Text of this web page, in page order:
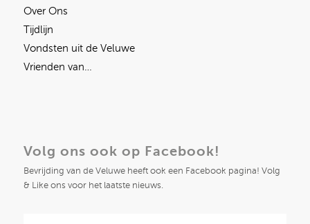
Over Ons
Tijdlijn
Vondsten uit de Veluwe
Vrienden van…
Volg ons ook op Facebook!
Bevrijding van de Veluwe heeft ook een Facebook pagina! Volg
& Like ons voor het laatste nieuws.